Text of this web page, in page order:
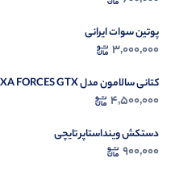
پوتین سوات ایرانی
3,000,000
کتانی سالامون مدل XA FORCES GTX
4,500,000
دستکش وینداستاپر تایچی
900,000